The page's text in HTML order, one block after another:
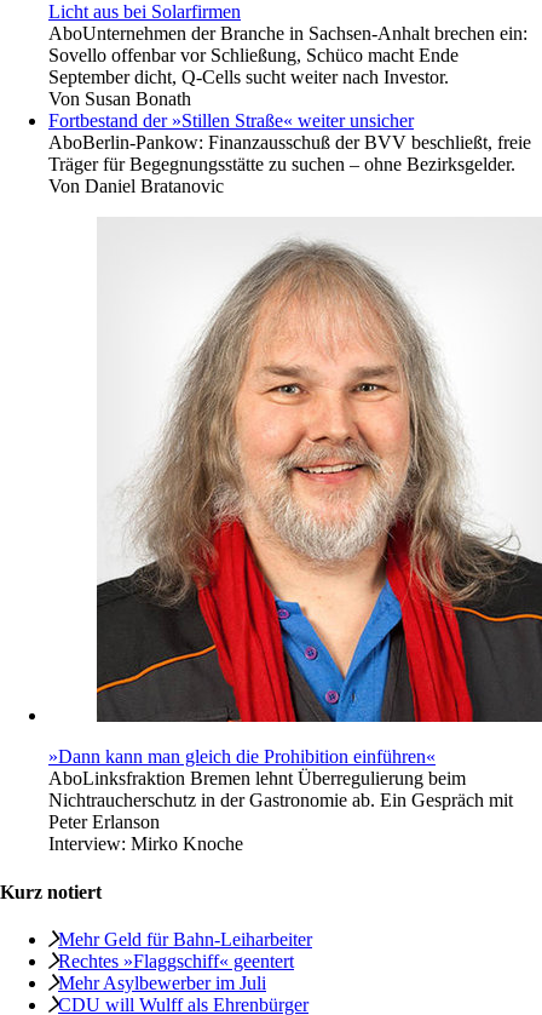
Licht aus bei Solarfirmen
AboUnternehmen der Branche in Sachsen-Anhalt brechen ein:
Sovello offenbar vor Schließung, Schüco macht Ende
September dicht, Q-Cells sucht weiter nach Investor.
Von Susan Bonath
Fortbestand der »Stillen Straße« weiter unsicher
AboBerlin-Pankow: Finanzausschuß der BVV beschließt, freie
Träger für Begegnungsstätte zu suchen – ohne Bezirksgelder.
Von Daniel Bratanovic
»Dann kann man gleich die Prohibition einführen«
AboLinksfraktion Bremen lehnt Überregulierung beim
Nichtraucherschutz in der Gastronomie ab. Ein Gespräch mit
Peter Erlanson
Interview: Mirko Knoche
Kurz notiert
Mehr Geld für Bahn-Leiharbeiter
Rechtes »Flaggschiff« geentert
Mehr Asylbewerber im Juli
CDU will Wulff als Ehrenbürger